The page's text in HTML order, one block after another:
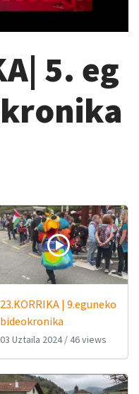
5. eg
23.KORRIKA | 9.eguneko
bideokronika
03 Uztaila 2024/46 views